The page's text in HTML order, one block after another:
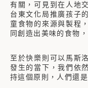
有關，可見到在人地
台東文化局推廣孩子
童食物的來源與製程
同創造出美味的食物
至於快樂則可以馬斯
發生的當下，我們依
持這個原則，人們還